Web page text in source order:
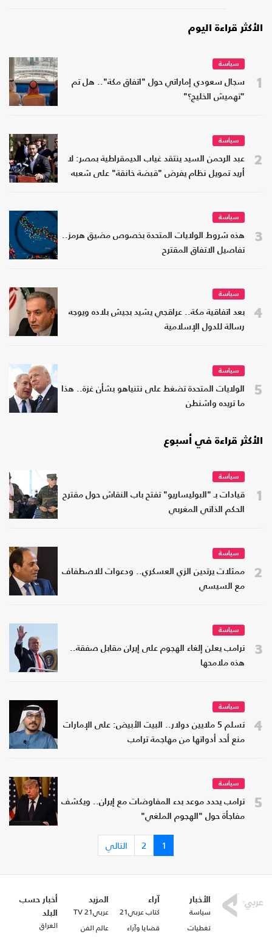
الأكثر قراءة اليوم
1
سياسة
سجال سعودي إماراتي حول "اتفاق مكة".. هل تم
"تهميش الخليج؟"
2
سياسة
عبد الرحمن السيد ينتقد غياب الديمقراطية بمصر: لا
أريد تمويل نظام يفرض "قبضة خانقة" على شعبه
3
سياسة
هذه شروط الولايات المتحدة بخصوص مضيق هرمز..
تفاصيل الاتفاق المقترح
4
سياسة
بعد اتفاقية مكة.. عراقجي يشيد بجيش بلاده ويوجه
رسالة للدول الإسلامية
5
سياسة
الولايات المتحدة تضغط على نتنياهو بشأن غزة.. هذا
ما تريده واشنطن
الأكثر قراءة في أسبوع
1
سياسة
قيادات بـ "البوليساريو" تفتح باب النقاش حول مقترح
الحكم الذاتي المغربي
2
سياسة
ممثلات يرتدين الزي العسكري.. ودعوات للاصطفاف
مع السيسي
3
سياسة
ترامب يعلن إلغاء الهجوم على إيران مقابل صفقة..
هذه ملامحها
4
سياسة
تسلم 5 ملايين دولار.. البيت الأبيض: على الإمارات
منع أحد أدواتها من مهاجمة ترامب
5
سياسة
ترامب يحدد موعد بدء المفاوضات مع إيران.. ويكشف
مفاجأة حول "الهجوم الملغي"
1
2 التالي
الأخبار
سياسة
تغطيات
آراء
كتاب عربي21
قضايا وآراء
المزيد
عربي21 TV
عالم الفن
أخبار حسب
البلد
العراق